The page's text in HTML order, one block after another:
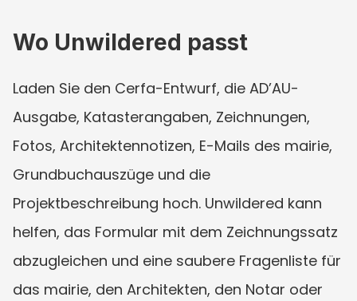
Wo Unwildered passt
Laden Sie den Cerfa-Entwurf, die AD’AU-
Ausgabe, Katasterangaben, Zeichnungen,
Fotos, Architektennotizen, E-Mails des mairie,
Grundbuchauszüge und die
Projektbeschreibung hoch. Unwildered kann
helfen, das Formular mit dem Zeichnungssatz
abzugleichen und eine saubere Fragenliste für
das mairie, den Architekten, den Notar oder